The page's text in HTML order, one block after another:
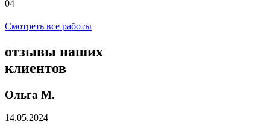
04
Смотреть все работы
отзывы наших
клиентов
Ольга М.
14.05.2024